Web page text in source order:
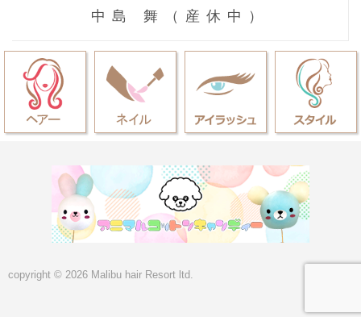
中島 舞（産休中）
copyright © 2026 Malibu hair Resort ltd.